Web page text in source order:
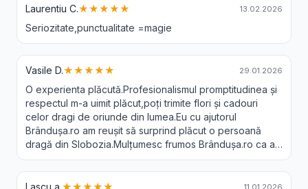
Laurentiu C.★★★★★ 13.02.2026
Seriozitate,punctualitate =magie
Vasile D.★★★★★ 29.01.2026
O experienta plăcută.Profesionalismul promptitudinea și
respectul m-a uimit plăcut,poți trimite flori și cadouri
celor dragi de oriunde din lumea.Eu cu ajutorul
Brândușa.ro am reușit să surprind plăcut o persoană
dragă din Slobozia.Mulțumesc frumos Brândușa.ro ca a-
ți făcut posibil acest lucru.Recomand 😘❤️
Lascu a.★★★★★ 11.01.2026